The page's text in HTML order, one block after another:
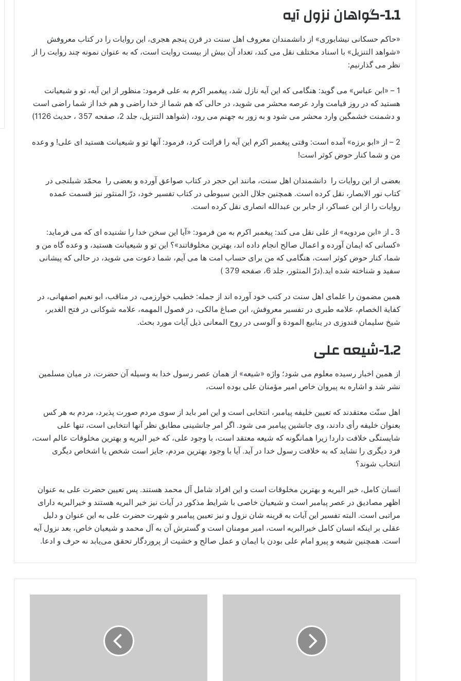
1.1-گواهان نزول آیه
«حاکم حسکانى نیشابوری» از دانشمندان معروف اهل سنت در قرن پنجم هجری، این روایات را در کتاب معروفش
«شواهد التنزیل» با اسناد مختلف نقل مى کند، تعداد آن بیش از بیست روایت است، که به عنوان نمونه چند روایت را از
نظر مى گذارنیم:
1 – «ابن عباس» مى گوید: هنگامی که این آیه نازل شد، پیغمبر اکرم به على فرمود: منظور از این آیه، تو و شیعیانت
هستید که در روز قیامت وارد عرصه محشر مى شوید، در حالى که هم شما از خدا راضی و هم خدا از شما راضی است
و دشمنت خشمگین وارد محشر مى شود و به زور به جهنم مى رود، (شواهد التنزیل، جلد 2، صفحه 357 ، حدیث 1126)
2 – از «ابو برزه» آمده است: وقتی پیغمبر اکرم این آیه را قرائت کرد، فرمود: آنها تو و شیعیانت هستید اى على! و وعده
من و شما کنار حوض کوثر است!
بعضی از این روایات را دانشمندان اهل سنت، مانند ابن حجر در کتاب صواعق آورده و بعضی را محمّد شبلنجى در
کتاب نور الابصار، نقل کرده است. همچنین جلال الدین سیوطی در کتاب تفسیر خود، درّ المنثور نیز قسمت عمده
روایات را از ابن عساکر، از جابر بن عبدالله انصاری نقل کرده است.
3 ـ از «ابن مردویه» از على نقل مى کند: پیغمبر اکرم به من فرمود: «آیا این سخن خدا را نشنیده اى که مى فرماید:
«کسانی که ایمان آورده و اعمال صالح انجام داده اند، بهترین مخلوقاتند»؟ این تو و شیعیانت هستید، و وعده گاه من و
شما، کنار حوض کوثر است، هنگامی که من برای حساب امت ها مى آیم، شما دعوت مى شوید، در حالى که پیشانی
سفید و شناخته شده اید.(درّ المنثور، جلد 6، صفحه 379 )
همین مضمون را علمای اهل سنت در کتب خود آورده اند از جمله: خطیب خوارزمی، در مناقب، ابو نعیم اصفهانی، در
کفایة الخصام، علامه طبرى در تفسیر معروفش، ابن صباغ مالکى، در فصول المهمه، علامه شوکانى در فتح الغدیر،
شیخ سلیمان قندوزى در ینابیع المودة و آلوسى در روح المعانى ذیل آیات مورد بحث.
1.2-شیعه علی
از همین اخبار رسیده معلوم می شود؛ واژه «شیعه» از همان عصر رسول خدا به وسیله آن حضرت، در میان مسلمین
نشر شد و اشاره به پیروان خاص امیر مؤمنان على بوده است،
اهل سنّت معتقدند که تعیین خلیفه پیامبر، انتخابی است و این امر باید از سوی مردم صورت پذیرد، مردم به هر کس
بعنوان خلیفه رأی دادند، وی جانشین پیامبر می شود. اگر امر جانشینی مطابق نظر آنها انتخابی است، تنها علی
شایستگی خلافت دارد! زیرا همانگونه که شیعه معتقد است، با وجود علی، که خیر البریه و بهترین مخلوقات عالم است،
فرد دیگری را نشاید که به خلافت رسول خدا در آید. آیا با وجود بهترین مردم، جایز است شخص یا اشخاص دیگری
انتخاب شوند؟
انسان کامل، خیر البریه و بهترین مخلوقات است و این افراد شامل آل محمد هستند. پس تعیین حضرت علی به عنوان
اظهر مصادیق در عصر پیامبر است و شیعیان خاصی با شرایط مذکور در آیات نیز خیر البریه هستند و خیرالبریه دارای
مراتبی است. البته تفسیر این آیات به قرینه شان نزول و نیز تعیین پیامبر و شهرت حضرت علی به این عنوان و دلیل
عقلی بر اینکه انسان کامل خیرالبریه است، امیر مومنان است و گسترش آن به آل محمد و شیعیان خاص، بعد نزول آیه
است. همچنین شیعه و پیرو امام علی بودن با ایمان و عمل صالح و خشیت از پروردگار تحقق می‌یابد نه حرف و ادعا.